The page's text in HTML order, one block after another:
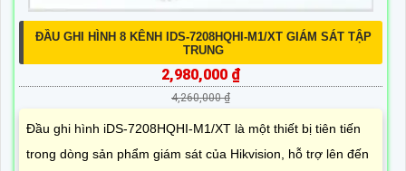
ĐẦU GHI HÌNH 8 KÊNH IDS-7208HQHI-M1/XT GIÁM SÁT TẬP
TRUNG
2,980,000 ₫
4,260,000 ₫
Đầu ghi hình iDS-7208HQHI-M1/XT là một thiết bị tiên tiến
trong dòng sản phẩm giám sát của Hikvision, hỗ trợ lên đến